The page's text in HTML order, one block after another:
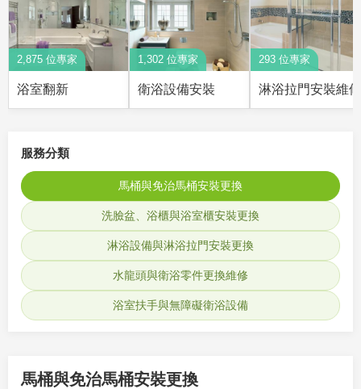
2,875 位專家
浴室翻新
1,302 位專家
衛浴設備安裝
293 位專家
淋浴拉門安裝維修
服務分類
馬桶與免治馬桶安裝更換
洗臉盆、浴櫃與浴室櫃安裝更換
淋浴設備與淋浴拉門安裝更換
水龍頭與衛浴零件更換維修
浴室扶手與無障礙衛浴設備
馬桶與免治馬桶安裝更換